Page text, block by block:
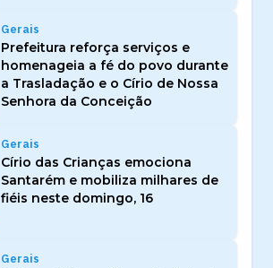
Gerais
Prefeitura reforça serviços e
homenageia a fé do povo durante
a Trasladação e o Círio de Nossa
Senhora da Conceição
Gerais
Círio das Crianças emociona
Santarém e mobiliza milhares de
fiéis neste domingo, 16
Gerais